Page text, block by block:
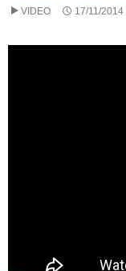
VIDEO 17/11/2014